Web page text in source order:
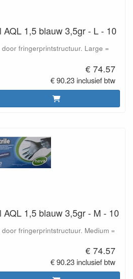
1,5 blauw 3,5gr - L - 10
fringerprintstructuur. Large =
€ 74.57
€ 90.23 inclusief btw
1,5 blauw 3,5gr - M - 10
fringerprintstructuur. Medium =
€ 74.57
€ 90.23 inclusief btw